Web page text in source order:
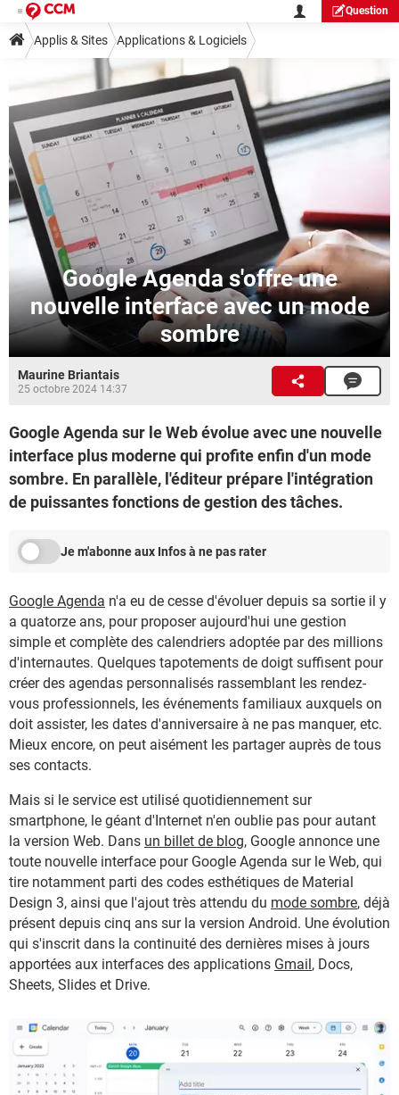
Question
Applis & Sites Applications & Logiciels
Google Agenda s'offre une
nouvelle interface avec un mode
sombre
Maurine Briantais
25 octobre 2024 14:37
Google Agenda sur le Web évolue avec une nouvelle
interface plus moderne qui profite enfin d'un mode
sombre. En parallèle, l'éditeur prépare l'intégration
de puissantes fonctions de gestion des tâches.
Je m'abonne aux Infos à ne pas rater
Google Agenda n'a eu de cesse d'évoluer depuis sa sortie il y
a quatorze ans, pour proposer aujourd'hui une gestion
simple et complète des calendriers adoptée par des millions
d'internautes. Quelques tapotements de doigt suffisent pour
créer des agendas personnalisés rassemblant les rendez-
vous professionnels, les événements familiaux auxquels on
doit assister, les dates d'anniversaire à ne pas manquer, etc.
Mieux encore, on peut aisément les partager auprès de tous
ses contacts.
Mais si le service est utilisé quotidiennement sur
smartphone, le géant d'Internet n'en oublie pas pour autant
la version Web. Dans un billet de blog, Google annonce une
toute nouvelle interface pour Google Agenda sur le Web, qui
tire notamment parti des codes esthétiques de Material
Design 3, ainsi que l'ajout très attendu du mode sombre, déjà
présent depuis cinq ans sur la version Android. Une évolution
qui s'inscrit dans la continuité des dernières mises à jours
apportées aux interfaces des applications Gmail, Docs,
Sheets, Slides et Drive.